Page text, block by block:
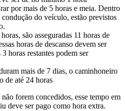
por mais de 5 horas e meia. Dentro
do veículo, estão previstos
são asseguradas 11 horas de
horas de descanso devem ser
horas restantes podem ser
mais de 7 dias, o caminhoneiro
de até 24 horas
forem concedidos, esse tempo em
deve ser pago como hora extra.